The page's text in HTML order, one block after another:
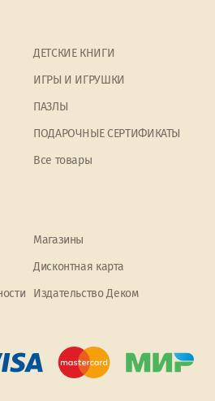
ДЕТСКИЕ КНИГИ
ИГРЫ И ИГРУШКИ
ПАЗЛЫ
ПОДАРОЧНЫЕ СЕРТИФИКАТЫ
Все товары
Магазины
Дисконтная карта
Издательство Деком